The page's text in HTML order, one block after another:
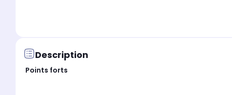
Description
Points forts